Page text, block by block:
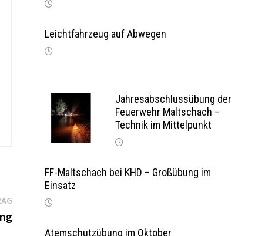
Nächster
Beitrag:
Leichtfahrzeug auf Abwegen
Jahresabschlussübung der
Feuerwehr Maltschach –
Technik im Mittelpunkt
FF-Maltschach bei KHD – Großübung im
Einsatz
Atemschutzübung im Oktober